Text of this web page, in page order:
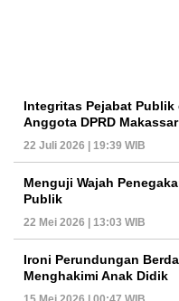
Integritas Pejabat Publik
Anggota DPRD Makassar
22 Juli 2026 | 19:39 WIB
Menguji Wajah
Publik
22 Mei 2026 | 13:03 WIB
Ironi Perundungan
Menghakimi Anak Didik